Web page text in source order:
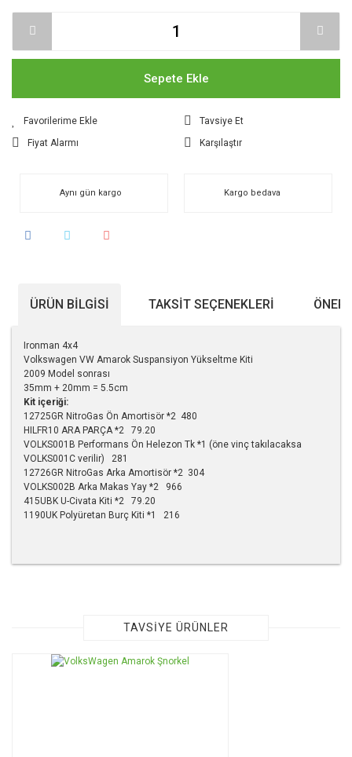
Sepete Ekle
Tavsiye Et
Fiyat Alarmı
Karşılaştır
Aynı gün kargo Kargo bedava
ÜRÜN BILGISI TAKSIT SEÇENEKLERI
Ironman 4x4
Volkswagen VW Amarok Suspansiyon Yükseltme Kiti
2009 Model sonrası
35mm + 20mm = 5.5cm
Kit içeriği:
12725GR NitroGas Ön Amortisör *2 480
HILFR10 ARA PARÇA *2 79.20
VOLKS001B Performans Ön Helezon Tk *1 (öne vinç takılacaksa
VOLKS001C verilir) 281
12726GR NitroGas Arka Amortisör *2 304
VOLKS002B Arka Makas Yay *2 966
415UBK U-Civata Kiti *2 79.20
1190UK Polyüretan Burç Kiti *1 216
Görüş ve önerileriniz için teşekkür ederiz.
Ürün resmi kalitesiz, bozuk veya görüntülenemiyor.
TAVSİYE ÜRÜNLER